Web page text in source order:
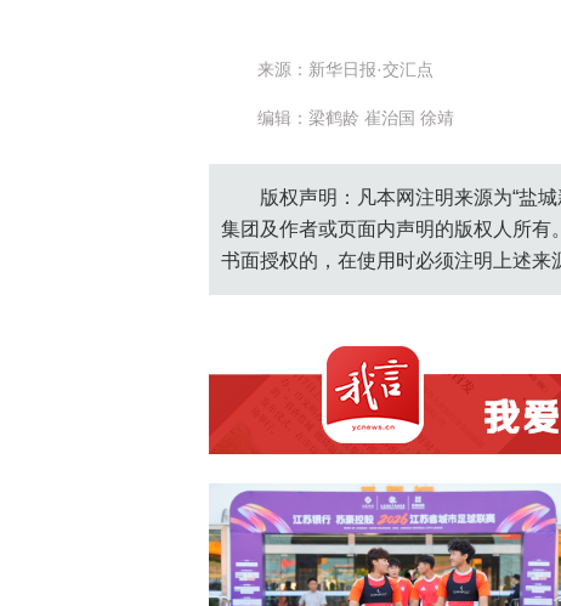
来源：新华日报·交汇点
编辑：梁鹤龄 崔治国 徐靖
版权声明：凡本网注明来源为“盐
集团及作者或页面内声明的版权人所
书面授权的，在使用时必须注明上述来